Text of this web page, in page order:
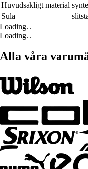
Huvudsakligt material
Sula
Loading...
Loading...
Alla våra